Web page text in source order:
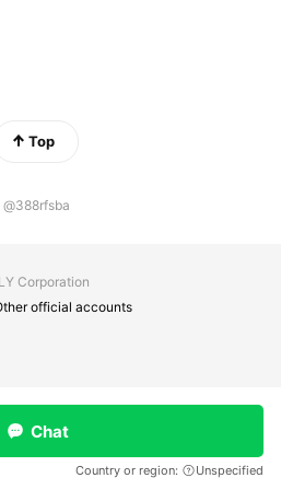
Top
@388rfsba
Corporation
official accounts
Chat
Country or region: Unspecified